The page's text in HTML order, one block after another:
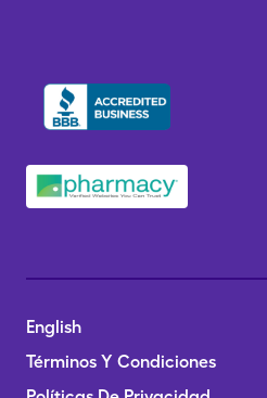
English
Términos Y Condiciones